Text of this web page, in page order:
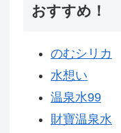
おすすめ！
のむシリカ
水想い
温泉水99
財寶温泉水